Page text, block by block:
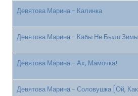
Девятова Марина - Калинка
Девятова Марина - Кабы Не Было Зимы
Девятова Марина - Ах, Мамочка!
Девятова Марина - Соловушка [Ой,